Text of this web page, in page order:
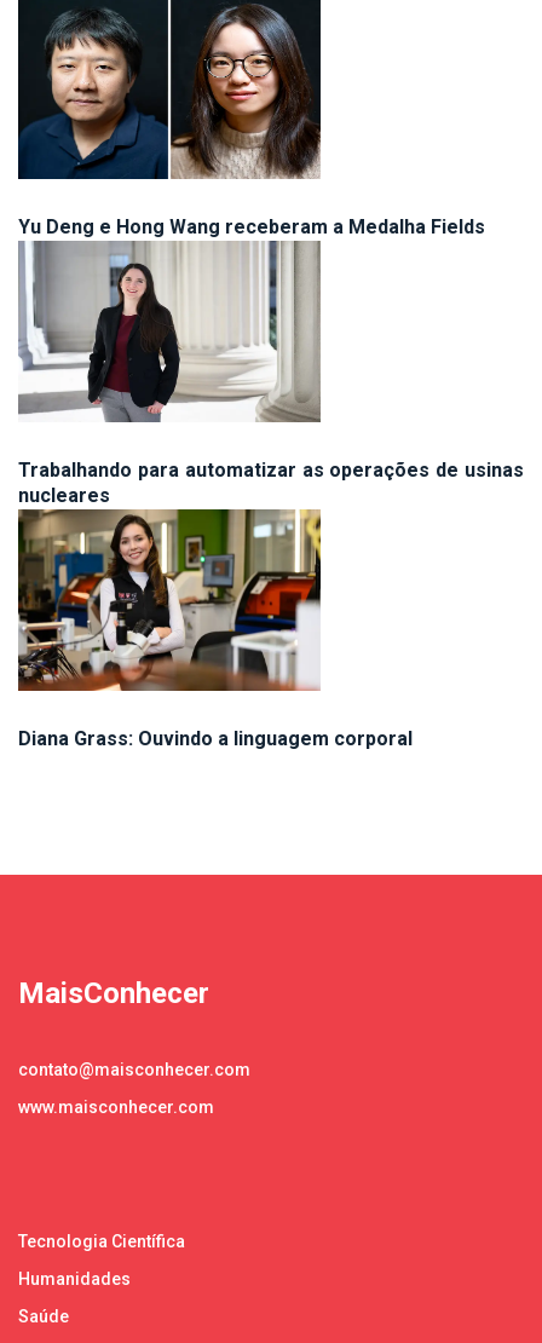
Yu Deng e Hong Wang receberam a Medalha Fields
Trabalhando para automatizar as operações de usinas
nucleares
Diana Grass: Ouvindo a linguagem corporal
MaisConhecer
contato@maisconhecer.com
www.maisconhecer.com
Tecnologia Científica
Humanidades
Saúde